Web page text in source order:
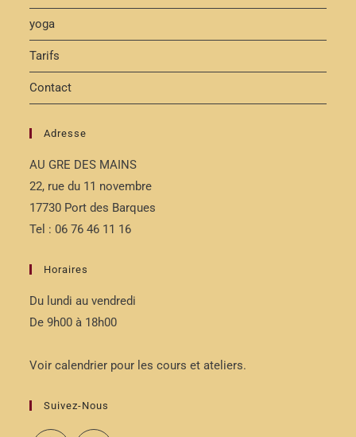
yoga
Tarifs
Contact
Adresse
AU GRE DES MAINS
22, rue du 11 novembre
17730 Port des Barques
Tel : 06 76 46 11 16
Horaires
Du lundi au vendredi
De 9h00 à 18h00
Voir calendrier pour les cours et ateliers.
Suivez-Nous